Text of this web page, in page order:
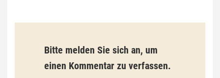
€
i
s
Bitte melden Sie sich an, um
einen Kommentar zu verfassen.